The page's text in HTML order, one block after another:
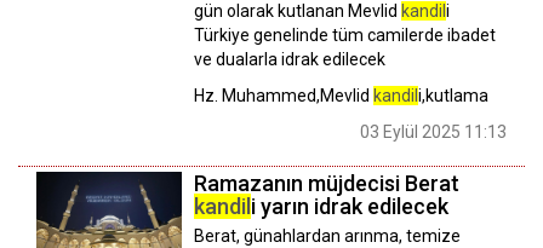
gün olarak kutlanan Mevlid kandil i
Türkiye genelinde tüm camilerde ibadet
ve dualarla idrak edilecek
Hz. Muhammed,Mevlid kandil i,kutlama
03 Eylül 2025 11:13
Ramazanın müjdecisi Berat
kandil i yarın idrak edilecek
Berat, günahlardan arınma, temize